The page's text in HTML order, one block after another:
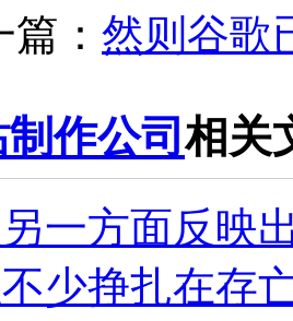
： 然则谷歌
作公司相关
一方面反映
少挣扎在存